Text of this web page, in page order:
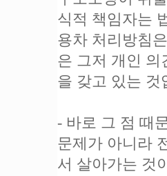
식적 책임자는
용차 처리방침
은 그저 개인 의
을 갖고 있는 것
- 바로 그 점 때
문제가 아니라
서 살아가는 것